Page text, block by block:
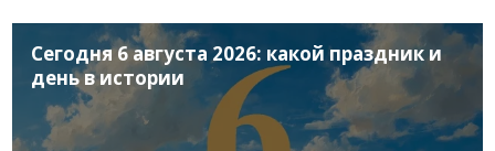
Сегодня 6 августа 2026: какой праздник и
день в истории